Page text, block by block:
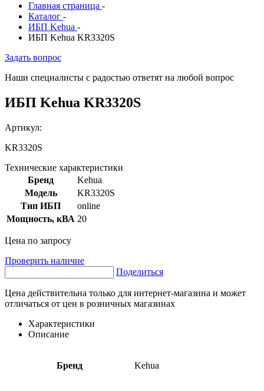
Главная страница -
Каталог -
ИБП Kehua -
ИБП Kehua KR3320S
Задать вопрос
Наши специалисты с радостью ответят на любой вопрос
ИБП Kehua KR3320S
Артикул:
KR3320S
Технические характеристики
Бренд
Kehua
Модель
KR3320S
Тип ИБП
online
Мощность, кВА 20
Цена по запросу
Проверить наличие
Поделиться
Цена действительна только для интернет-магазина и может
отличаться от цен в розничных магазинах
Характеристики
Описание
Бренд Kehua